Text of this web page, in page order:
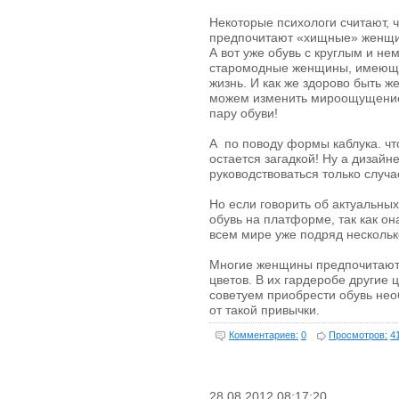
Некоторые психологи
предпочитают «хищные»
А вот уже обувь с круглым и
старомодные женщины,
жизнь. И как же здорово быть
можем изменить
пару обуви!
А по поводу формы каблука.
остается загадкой! Ну а
руководствоваться только
Но если говорить об
обувь на платформе, так как
всем мире уже подряд
Многие женщины
цветов. В их гардеробе другие
советуем приобрести обувь
от такой привычки.
Комментариев: 0 Просмотров: